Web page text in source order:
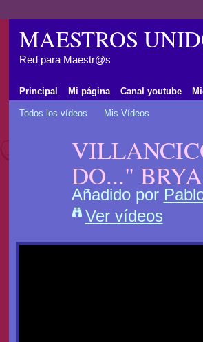
MAESTROS
Red para Maestr@s
Principal Mi página Canal youtube
Todos los vídeos Mis Vídeos
DO..."
Añadido por
Ver vídeos